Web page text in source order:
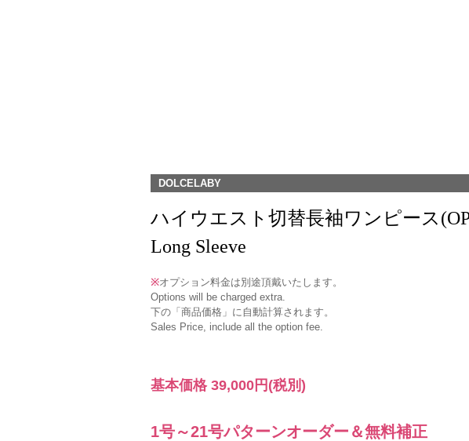
DOLCELABY
ハイウエスト切替長袖ワンピース
Long Sleeve
※オプション料金は別途頂戴いたします。
Options will be charged extra.
下の「商品価格」に自動計算されます。
Sales Price, include all the option fee.
基本価格 39,000円 (税別)
1号～21号パターンオーダー＆無料補正